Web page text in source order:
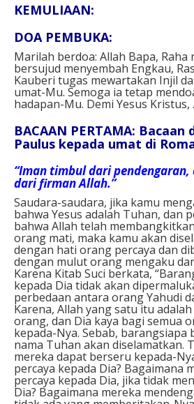
KEMULIAAN:
DOA PEMBUKA:
Marilah berdoa: Allah Bapa, Raha
bersujud menyembah Engkau,
Kauberi tugas mewartakan Injil
umat-Mu. Semoga ia tetap
hadapan-Mu. Demi Yesus Kristus,
BACAAN PERTAMA: Bacaan
Paulus kepada umat di
“Iman timbul dari
dari firman Allah.”
Saudara-saudara, jika kamu
bahwa Yesus adalah Tuhan, dan
bahwa Allah telah
orang mati, maka kamu akan
dengan hati orang percaya dan
dengan mulut orang mengaku
Karena Kitab Suci berkata,
kepada Dia tidak akan
perbedaan antara orang Yahudi
Karena, Allah yang satu itu
orang, dan Dia kaya bagi semua
kepada-Nya. Sebab, barangsiapa
nama Tuhan akan diselamatkan.
mereka dapat berseru kepada-
percaya kepada Dia? Bagaimana
percaya kepada Dia, jika tidak
Dia? Bagaimana mereka